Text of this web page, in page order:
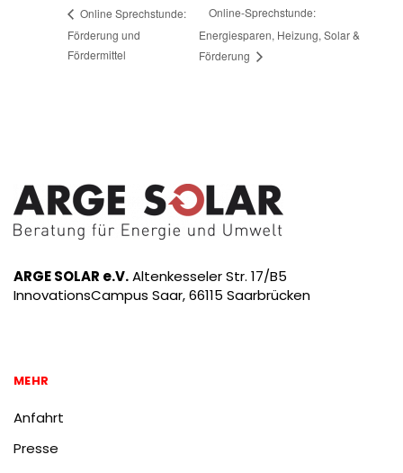
Online Sprechstunde:
Förderung und
Fördermittel
Online-Sprechstunde:
Energiesparen, Heizung, Solar &
Förderung
ARGE SOLAR e.V.Altenkesseler Str. 17/B5
InnovationsCampus Saar, 66115 Saarbrücken
MEHR
Anfahrt
Presse